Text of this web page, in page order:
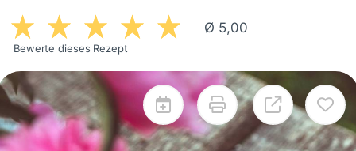
Ø 5,00
Bewerte dieses Rezept